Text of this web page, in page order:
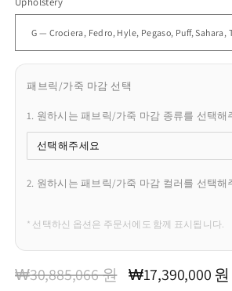
패브릭/가죽 마감 선택
1. 원하시는 패브릭/가죽 마감 종류를 선택해
2. 원하시는 패브릭/가죽 마감 컬러를 선택해
* 선택하신 옵션은 주문서에도 함께 표시됩니다.
정
₩30,885,066 원
할
₩17,390,000 원